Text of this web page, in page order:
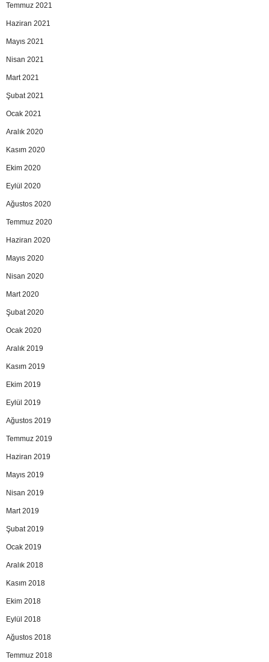
Temmuz 2021
Haziran 2021
Mayıs 2021
Nisan 2021
Mart 2021
Şubat 2021
Ocak 2021
Aralık 2020
Kasım 2020
Ekim 2020
Eylül 2020
Ağustos 2020
Temmuz 2020
Haziran 2020
Mayıs 2020
Nisan 2020
Mart 2020
Şubat 2020
Ocak 2020
Aralık 2019
Kasım 2019
Ekim 2019
Eylül 2019
Ağustos 2019
Temmuz 2019
Haziran 2019
Mayıs 2019
Nisan 2019
Mart 2019
Şubat 2019
Ocak 2019
Aralık 2018
Kasım 2018
Ekim 2018
Eylül 2018
Ağustos 2018
Temmuz 2018